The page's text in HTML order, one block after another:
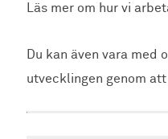
Läs mer om hur vi
Du kan även vara med
utvecklingen genom